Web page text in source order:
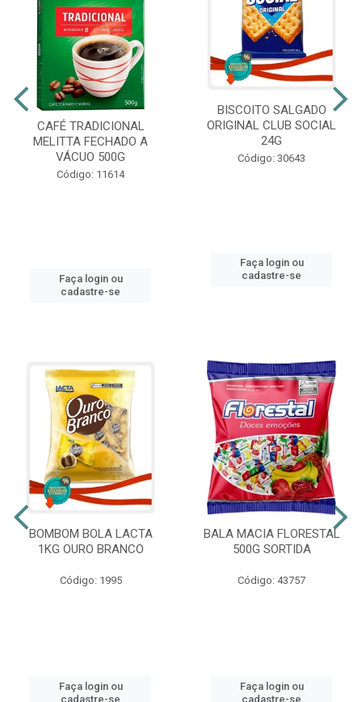
CAFÉ TRADICIONAL
MELITTA FECHADO A
VÁCUO 500G
Código: 11614
Faça login ou
cadastre-se
BISCOITO SALGADO
ORIGINAL CLUB SOCIAL
24G
Código: 30643
Faça login ou
cadastre-se
BOMBOM BOLA LACTA
1KG OURO BRANCO
Código: 1995
Faça login ou
cadastre-se
BALA MACIA FLORESTAL
500G SORTIDA
Código: 43757
Faça login ou
cadastre-se